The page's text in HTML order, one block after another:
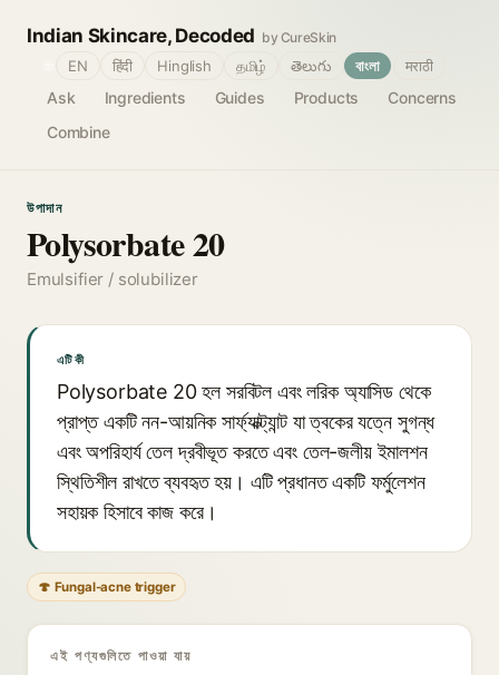
Indian Skincare, Decoded by CureSkin
Ask Ingredients Guides Products
Concerns
Combine
EN हिंदी Hinglish தமிழ் తెలుగు বাংলা मराठी
উপাদান
Polysorbate 20
Emulsifier / solubilizer
এটি কী
Polysorbate 20 হল সরবিটল এবং লরিক অ্যাসিড থেকে
প্রাপ্ত একটি নন-আয়নিক সার্ফ্যাক্ট্যান্ট যা ত্বকের যত্নে সুগন্ধ
এবং অপরিহার্য তেল দ্রবীভূত করতে এবং তেল-জলীয় ইমালশন
স্থিতিশীল রাখতে ব্যবহৃত হয়। এটি প্রধানত একটি ফর্মুলেশন
সহায়ক হিসাবে কাজ করে।
🍄 Fungal-acne trigger
এই পণ্যগুলিতে পাওয়া যায়